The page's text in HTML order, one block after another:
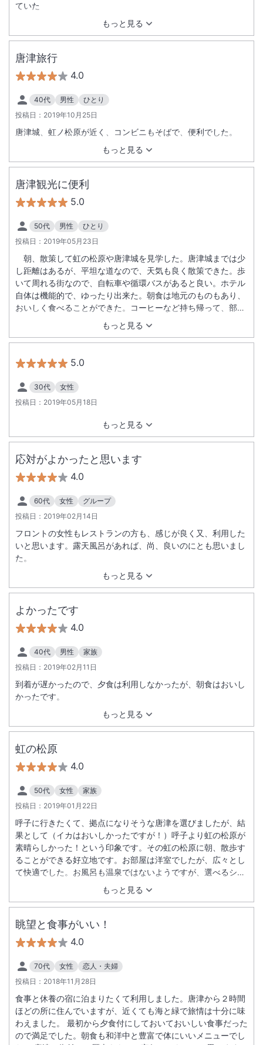
もっと見る
ていた
唐津旅行
4.0
40代 男性
ひとり
投稿日： 2019年10月25日
もっと見る
唐津城、虹ノ松原が近く、コンビニもそばで、便利でした。
唐津観光に便利
5.0
50代 男性
ひとり
投稿日： 2019年05月23日
もっと見る
朝、散策して虹の松原や唐津城を見学した。唐津城までは少
し距離はあるが、平坦な道なので、天気も良く散策できた。歩
いて周れる街なので、自転車や循環バスがあると良い。ホテル
自体は機能的で、ゆったり出来た。朝食は地元のものもあり、
おいしく食べることができた。コーヒーなど持ち帰って、部屋
で楽しめると良いと思う。また全館禁煙とのことで、もっとお
客様に伝えたらよいのでは？
5.0
30代
女性
投稿日： 2019年05月18日
もっと見る
応対がよかったと思います
4.0
60代 女性
グループ
投稿日： 2019年02月14日
もっと見る
フロントの女性もレストランの方も、感じが良く又、利用した
いと思います。露天風呂があれば、尚、良いのにとも思いまし
た。
よかったです
4.0
40代 男性
家族
投稿日： 2019年02月11日
もっと見る
到着が遅かったので、夕食は利用しなかったが、朝食はおいし
かったです。
虹の松原
4.0
50代 女性
家族
投稿日： 2019年01月22日
もっと見る
呼子に行きたくて、拠点になりそうな唐津を選びましたが、結
果として（イカはおいしかったですが！）呼子より虹の松原が
素晴らしかった！という印象です。その虹の松原に朝、散歩す
ることができる好立地です。お部屋は洋室でしたが、広々とし
て快適でした。お風呂も温泉ではないようですが、選べるシャ
ンプーなどもあり、工夫されているな・・と感じます。朝食も
様々な食材があり、美味しくいただきました。お世話になりま
した。
眺望と食事がいい！
4.0
70代 女性
恋人・夫婦
投稿日： 2018年11月28日
食事と休養の宿に泊まりたくて利用しました。唐津から２時間
ほどの所に住んでいますが、近くても海と緑で旅情は十分に味
わえました。 最初から夕食付にしておいておいしい食事だった
ので満足でした。朝食も和洋中と豊富で体にいいメニューでし